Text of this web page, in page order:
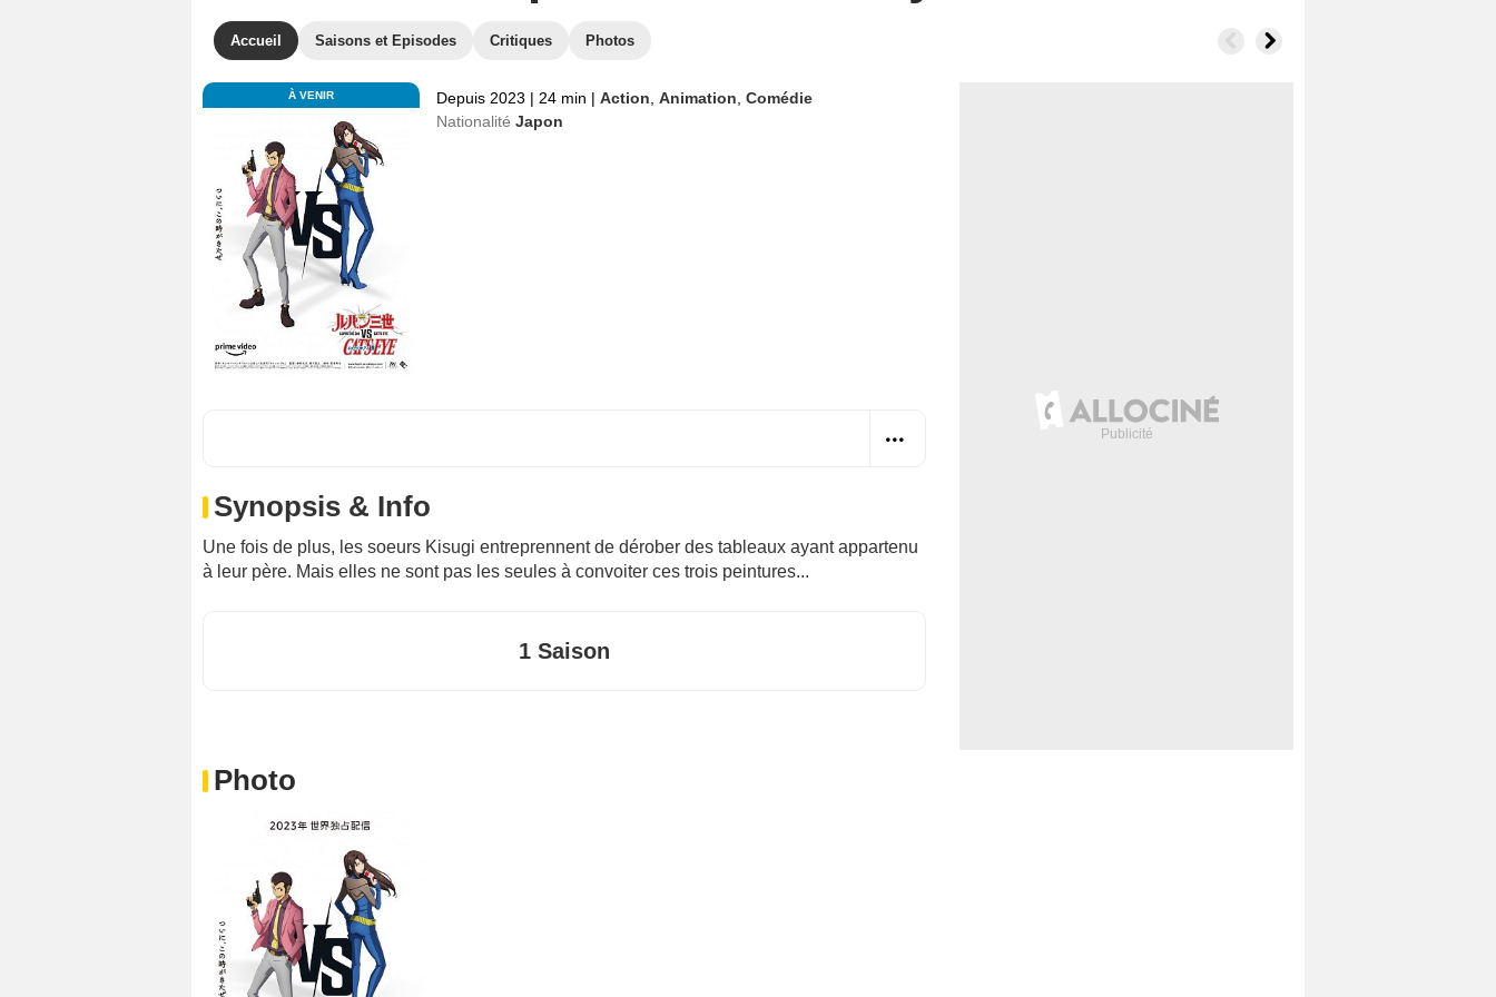
Accueil Saisons et Episodes Critiques Photos
À VENIR Depuis 2023 | 24 min | Action Animation Comédie
Nationalité Japon
Synopsis & Info
Une fois de plus, les soeurs Kisugi entreprennent de dérober des tableaux ayant appartenu
à leur père. Mais elles ne sont pas les seules à convoiter ces trois peintures...
1 Saison
Photo